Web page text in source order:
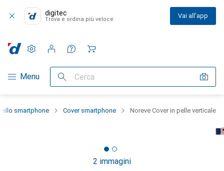
digitec
Trova e ordina più veloce Vai all'app
Categoria Navigazione
Menu Cerca
Impostazioni
Conto cliente
Liste di confronto
Liste dei desideri
Carrello
smartphone Cover smartphone Noreve Cover in pelle verticale
2 immagini